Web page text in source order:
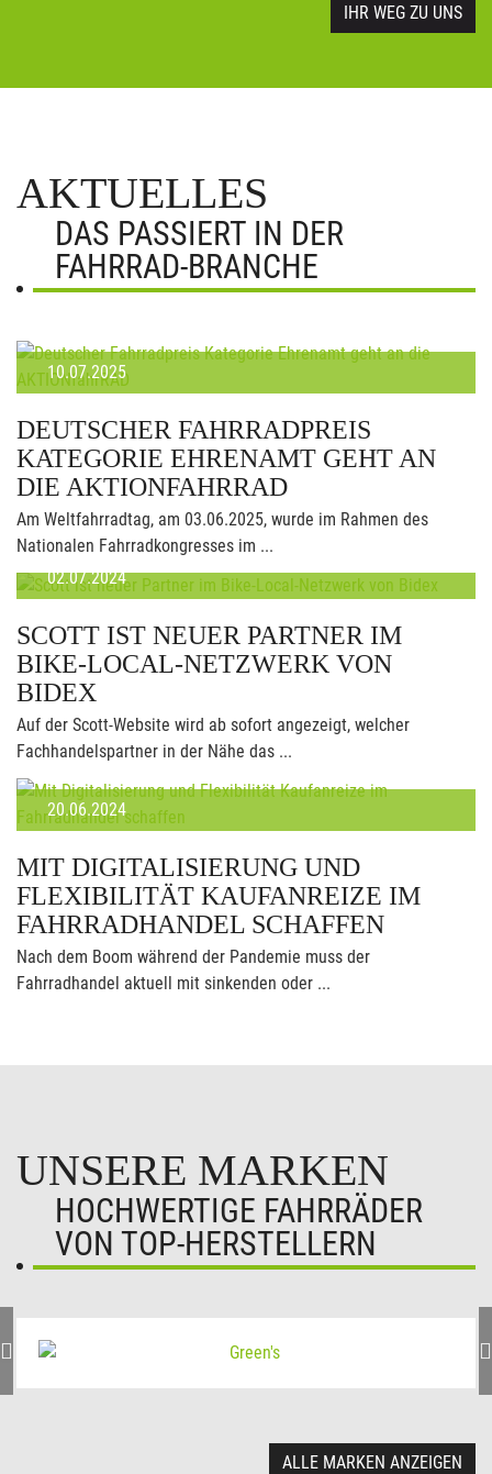
IHR WEG ZU UNS
AKTUELLES
DAS PASSIERT IN DER
FAHRRAD-BRANCHE
10.07.2025
DEUTSCHER FAHRRADPREIS
KATEGORIE EHRENAMT GEHT AN
DIE AKTIONFAHRRAD
Am Weltfahrradtag, am 03.06.2025, wurde im Rahmen des
Nationalen Fahrradkongresses im ...
02.07.2024
SCOTT IST NEUER PARTNER IM
BIKE-LOCAL-NETZWERK VON
BIDEX
Auf der Scott-Website wird ab sofort angezeigt, welcher
Fachhandelspartner in der Nähe das ...
20.06.2024
MIT DIGITALISIERUNG UND
FLEXIBILITÄT KAUFANREIZE IM
FAHRRADHANDEL SCHAFFEN
Nach dem Boom während der Pandemie muss der
Fahrradhandel aktuell mit sinkenden oder ...
UNSERE MARKEN
HOCHWERTIGE FAHRRÄDER
VON TOP-HERSTELLERN
ALLE MARKEN ANZEIGEN